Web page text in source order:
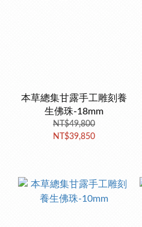
本草總集甘露手工雕刻養
生佛珠-18mm
NT$49,800
NT$39,850